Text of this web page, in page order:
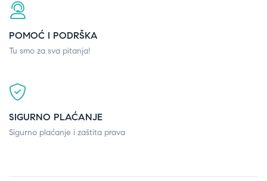
POMOĆ I PODRŠKA
Tu smo za sva pitanja!
SIGURNO PLAĆANJE
Sigurno plaćanje i zaštita prava